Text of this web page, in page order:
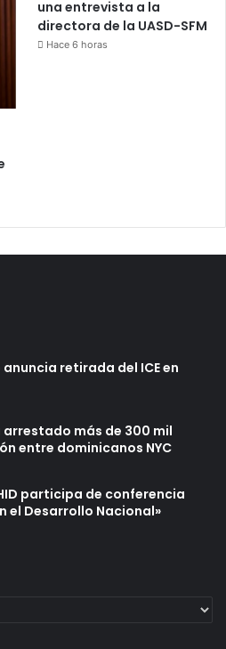
una entrevista a la
directora de la UASD-SFM
Hace 6 horas
retirada del ICE en
más de 300 mil
entre dominicanos NYC
participa de conferencia
el Desarrollo Nacional»